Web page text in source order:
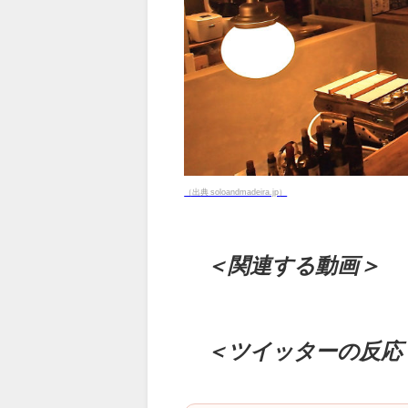
（出典 soloandmadeira.jp）
＜関連する動画＞
＜ツイッターの反応